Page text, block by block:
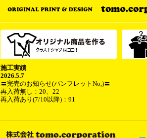
施工実績
2026.5.7
〓完売のお知らせ(パンフレットNo,)〓
再入荷無し：20、22
再入荷あり(7/10以降)：91